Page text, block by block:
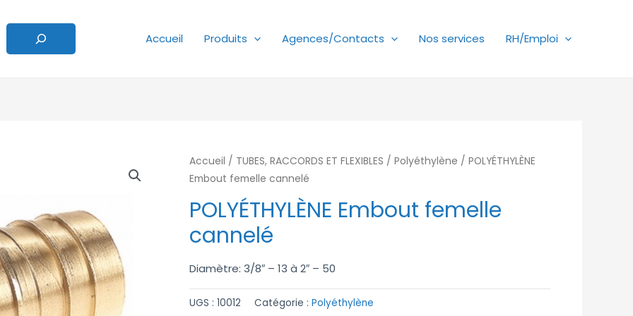
Accueil
Produits Agences/Contacts Nos services RH/Emploi
Accueil / TUBES, RACCORDS ET FLEXIBLES /Polyéthylène / POLYÉTHYLÈNE
Embout femelle cannelé
POLYÉTHYLÈNE Embout femelle
cannelé
Diamètre: 3/8″ – 13 à 2″ – 50
UGS :10012 Catégorie :Polyéthylène